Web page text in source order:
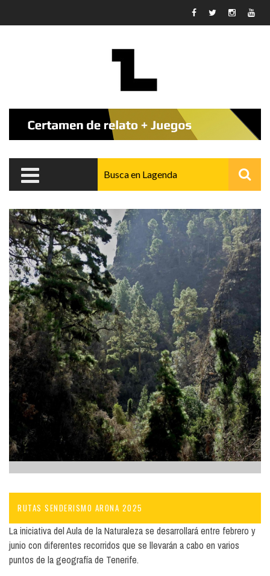
RUTAS SENDERISMO ARONA 2025
La iniciativa del Aula de la Naturaleza se desarrollará entre febrero y
junio con diferentes recorridos que se llevarán a cabo en varios
puntos de la geografía de Tenerife.